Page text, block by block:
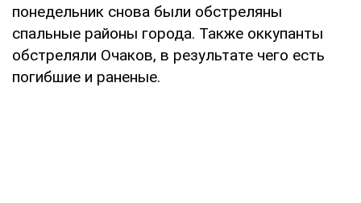
понедельник снова были обстреляны
спальные районы города. Также оккупанты
обстреляли Очаков, в результате чего есть
погибшие и раненые.